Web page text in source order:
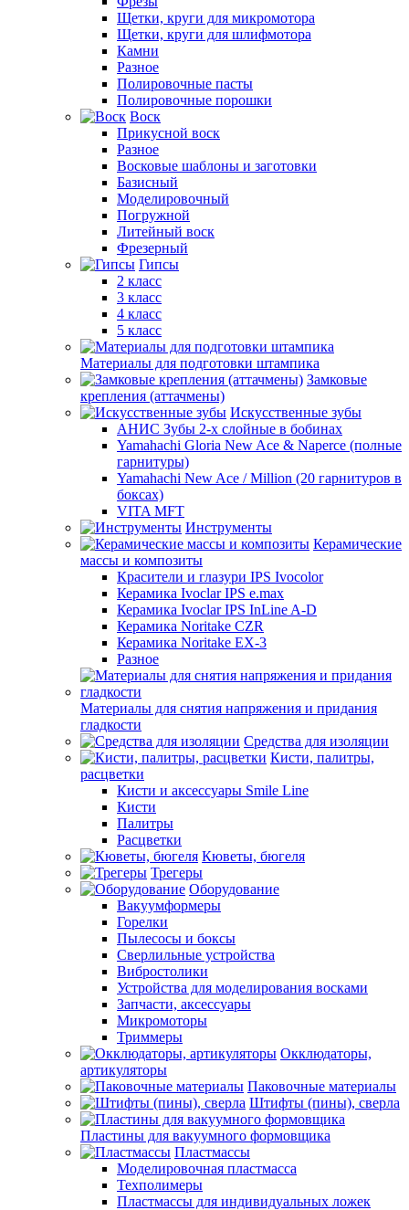
Щетки, круги для микромотора
Щетки, круги для шлифмотора
Камни
Разное
Полировочные пасты
Полировочные порошки
Воск
Прикусной воск
Разное
Восковые шаблоны и заготовки
Базисный
Моделировочный
Погружной
Литейный воск
Фрезерный
Гипсы
2 класс
3 класс
4 класс
5 класс
Материалы для подготовки штампика
Замковые
крепления (аттачмены)
Искусственные зубы
АНИС Зубы 2-х слойные в бобинах
Yamahachi Gloria New Ace & Naperce (полные
гарнитуры)
Yamahachi New Ace / Million (20 гарнитуров в
боксах)
VITA MFT
Инструменты
Керамические
массы и композиты
Красители и глазури IPS Ivocolor
Керамика Ivoclar IPS e.max
Керамика Ivoclar IPS InLine A-D
Керамика Noritake CZR
Керамика Noritake EX-3
Разное
Материалы для снятия напряжения и придания
гладкости
Средства для изоляции
Кисти, палитры,
расцветки
Кисти и аксессуары Smile Line
Кисти
Палитры
Расцветки
Кюветы, бюгеля
Трегеры
Оборудование
Вакуумформеры
Горелки
Пылесосы и боксы
Сверлильные устройства
Вибростолики
Устройства для моделирования восками
Запчасти, аксессуары
Микромоторы
Триммеры
Окклюдаторы,
артикуляторы
Паковочные материалы
Штифты (пины), сверла
Пластины для вакуумного формовщика
Пластмассы
Моделировочная пластмасса
Техполимеры
Пластмассы для индивидуальных ложек